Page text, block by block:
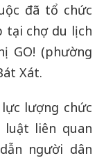
đã tổ chức
tại chợ du lịch
GO! (phường
Xát.
lượng chức
luật liên quan
người dân